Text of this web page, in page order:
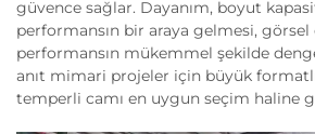
güvence sağlar. Dayanım, boyut
performansın bir araya gelmesi, görsel
performansın mükemmel şekilde
anıt mimari projeler için büyük
temperli camı en uygun seçim haline